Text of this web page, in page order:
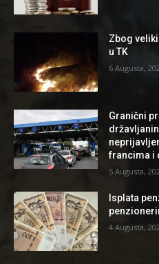
Zbog
u TK
6 Augusta,
Granični
francima i
5 Augusta,
Isplata
4 Augusta,